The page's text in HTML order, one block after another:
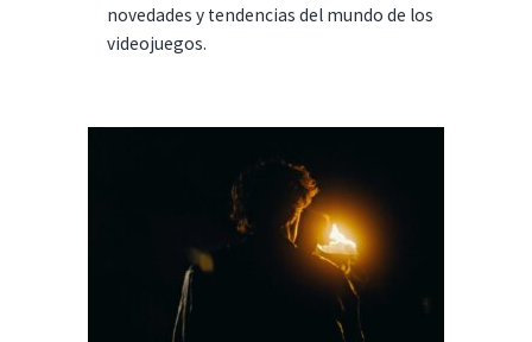
novedades y tendencias del mundo de los
videojuegos.